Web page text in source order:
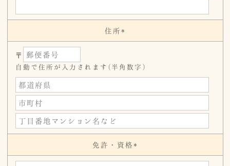
住所*
〒
自動で住所が入力されます(半角数字)
免許・資格*